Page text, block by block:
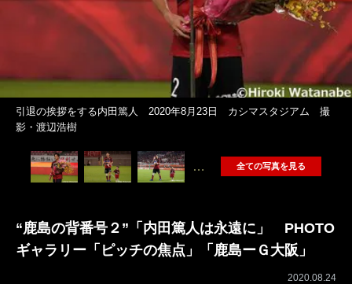
引退の挨拶をする内田篤人 2020年8月23日 カシマスタジアム 撮
影・渡辺浩樹
… 全ての写真を見る
“鹿島の背番号２”「内田篤人は永遠に」 PHOTO
ギャラリー「ピッチの焦点」「鹿島ーＧ大阪」
2020.08.24